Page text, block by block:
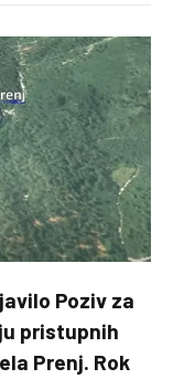
Poziv za
pristupnih
Prenj. Rok